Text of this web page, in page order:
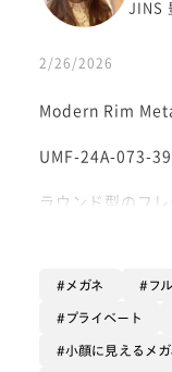
JINS
2/26/2026
Modern Rim
UMF-24A-073-
ラウンド型のフ
す！
テンプルにはア
りげない抜け感も
メガネ フ
プライベート
小顔に見えるメガ